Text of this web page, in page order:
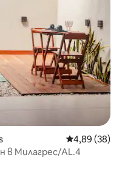
Средна
4,89 (38)
в Милагрес/AL.4